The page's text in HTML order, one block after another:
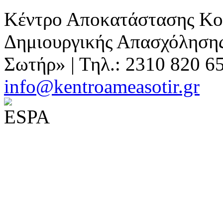
Κέντρο Αποκατάστασης
Δημιουργικής
Σωτήρ» | Τηλ.: 2310 820
info@kentroameasotir.gr